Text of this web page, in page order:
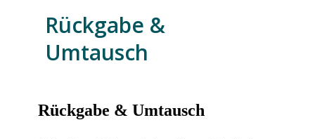
Rückgabe &
Umtausch
Rückgabe & Umtausch